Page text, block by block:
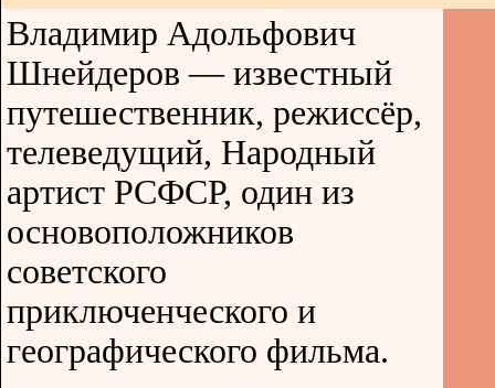
Владимир Адольфович
Шнейдеров — известный
путешественник, режиссёр,
телеведущий, Народный
артист РСФСР, один из
основоположников
советского
приключенческого и
географического фильма.